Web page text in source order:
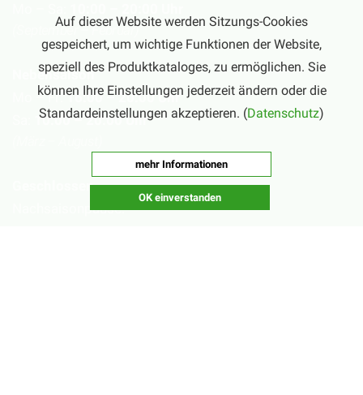
(September – Februar)
Nebensaison
Mo – Fr:16:00 – 20:00 Uhr
10:00 – 20:00 Uhr
Geschlossen
Nachsaisonpause:
Auf dieser Website werden Sitzungs-Cookies
gespeichert, um wichtige Funktionen der Website,
speziell des Produktkataloges, zu ermöglichen. Sie
können Ihre Einstellungen jederzeit ändern oder die
Standardeinstellungen akzeptieren. (Datenschutz)
mehr Informationen
OK einverstanden